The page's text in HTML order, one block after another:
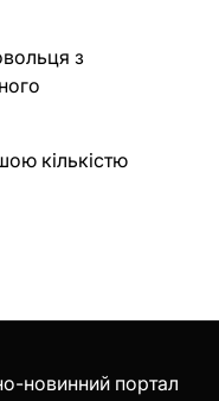
з
кількістю
новинний портал